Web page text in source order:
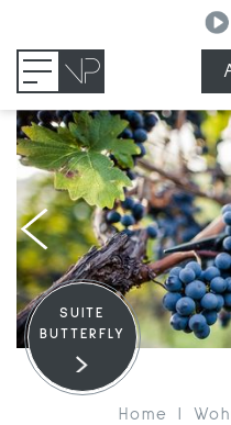
MENU
SUITE
BUTTERFLY
Home